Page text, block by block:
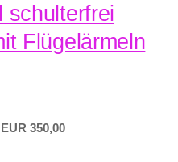
schulterfrei
Flügelärmeln
EUR 350,00